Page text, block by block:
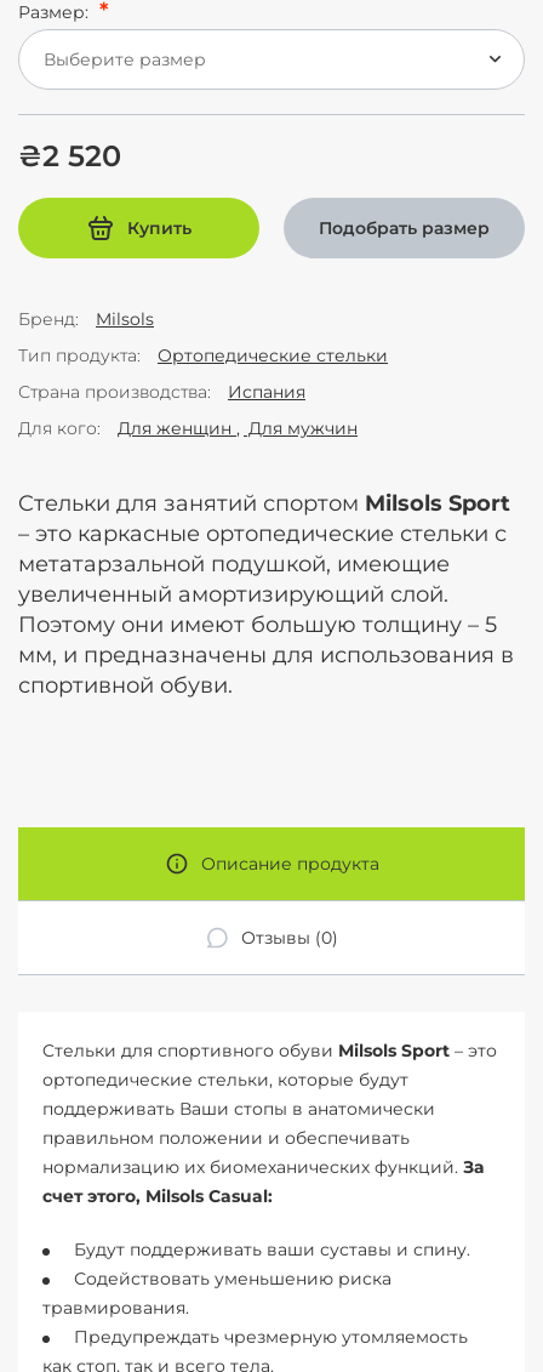
Размер:
Выберите размер
₴2 520
Купить Подобрать размер
Бренд
Milsols
Тип продукта
Ортопедические стельки
Страна производства
Испания
Для кого
Для женщин Для мужчин
Cтельки для занятий спортом Milsols Sport
– это каркасные ортопедические стельки с
метатарзальной подушкой, имеющие
увеличенный амортизирующий слой.
Поэтому они имеют большую толщину – 5
мм, и предназначены для использования в
спортивной обуви.
Описание продукта
Отзывы (0)
Cтельки для спортивного обуви Milsols Sport – это
ортопедические стельки, которые будут
поддерживать Ваши стопы в анатомически
правильном положении и обеспечивать
нормализацию их биомеханических функций. За
счет этого, Milsols Casual:
Будут поддерживать ваши суставы и спину.
Содействовать уменьшению риска
травмирования.
Предупреждать чрезмерную утомляемость
как стоп, так и всего тела.